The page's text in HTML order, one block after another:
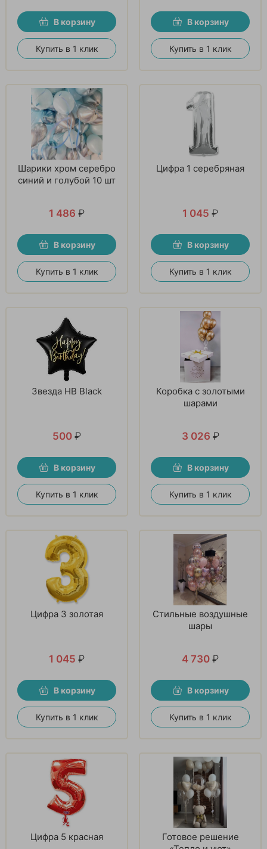
В корзину
Купить в 1 клик
В корзину
Купить в 1 клик
Шарики хром серебро
синий и голубой 10 шт
1 486 ₽
В корзину
Купить в 1 клик
Цифра 1 серебряная
1 045 ₽
В корзину
Купить в 1 клик
Звезда HB Black
500 ₽
В корзину
Купить в 1 клик
Коробка с золотыми
шарами
3 026 ₽
В корзину
Купить в 1 клик
Цифра 3 золотая
1 045 ₽
В корзину
Купить в 1 клик
Стильные воздушные
шары
4 730 ₽
В корзину
Купить в 1 клик
Цифра 5 красная
Готовое решение